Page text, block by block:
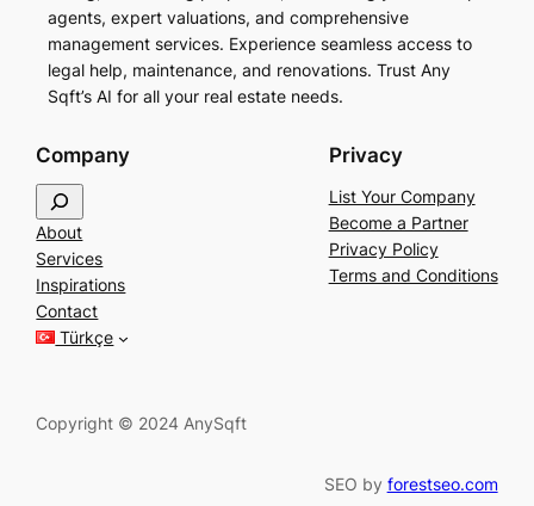
agents, expert valuations, and comprehensive
management services. Experience seamless access to
legal help, maintenance, and renovations. Trust Any
Sqft’s AI for all your real estate needs.
Company
e
a
r
c
h
About
Services
Inspirations
Contact
Türkçe
Privacy
List Your Company
Become a Partner
Privacy Policy
Terms and Conditions
Copyright © 2024 AnySqft
SEO by forestseo.com